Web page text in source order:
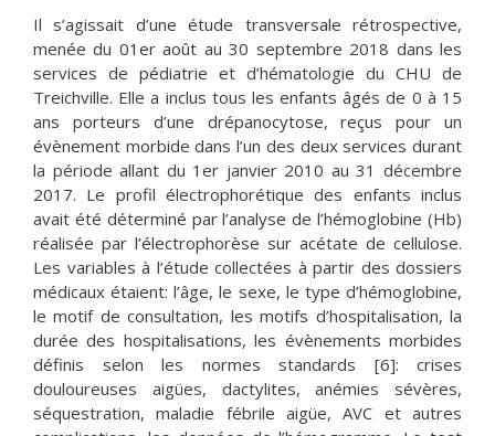
Il s’agissait d’une étude transversale rétrospective,
menée du 01er août au 30 septembre 2018 dans les
services de pédiatrie et d’hématologie du CHU de
Treichville. Elle a inclus tous les enfants âgés de 0 à 15
ans porteurs d’une drépanocytose, reçus pour un
évènement morbide dans l’un des deux services durant
la période allant du 1er janvier 2010 au 31 décembre
2017. Le profil électrophorétique des enfants inclus
avait été déterminé par l’analyse de l’hémoglobine (Hb)
réalisée par l’électrophorèse sur acétate de cellulose.
Les variables à l’étude collectées à partir des dossiers
médicaux étaient: l’âge, le sexe, le type d’hémoglobine,
le motif de consultation, les motifs d’hospitalisation, la
durée des hospitalisations, les évènements morbides
définis selon les normes standards [6]: crises
douloureuses aigües, dactylites, anémies sévères,
séquestration, maladie fébrile aigüe, AVC et autres